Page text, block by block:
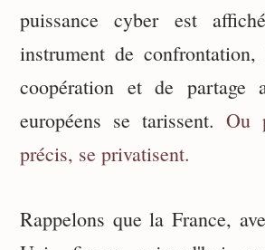
puissance cyber est
instrument de
coopération et de partage
européens se tarissent. Ou
précis, se privatisent.
Rappelons que la France,